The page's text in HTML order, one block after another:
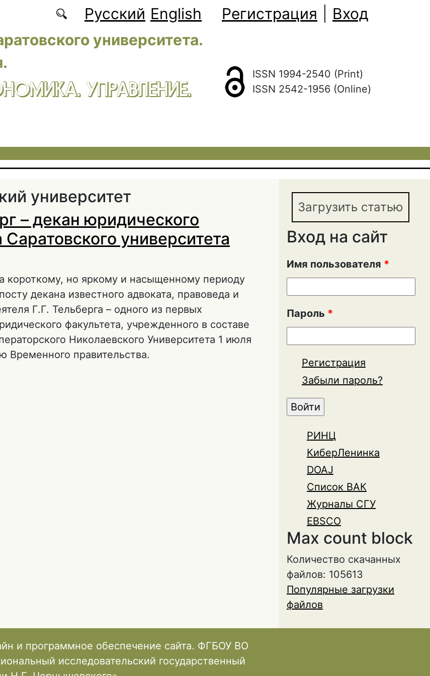
Русский English Регистрация
Вход
университета.
УПРАВЛЕНИЕ.
ISSN 1994-2540 (Print)
ISSN 2542-1956 (Online)
университет
– декан юридического
Саратовского университета
короткому, но яркому и насыщенному периоду
декана известного адвоката, правоведа и
Г.Г. Тельберга – одного из первых
факультета, учрежденного в составе
Николаевского Университета 1 июля
Временного правительства.
Загрузить статью
Вход на сайт
Имя пользователя *
Пароль *
Регистрация
Забыли пароль?
РИНЦ
КиберЛенинка
DOAJ
Список ВАК
Журналы СГУ
EBSCO
Max count block
Количество скачанных
файлов: 105613
Популярные загрузки
файлов
и программное обеспечение сайта. ФГБОУ ВО
исследовательский государственный